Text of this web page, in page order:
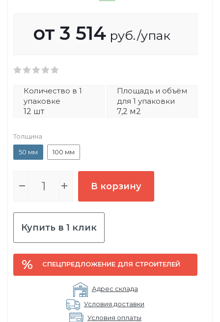
от 3 514 руб./упак
Количество в 1
упаковке
12 шт
Площадь и объём
для 1 упаковки
7,2 м2
Толщина
50 мм
100 мм
В корзину
Купить в 1 клик
СПЕЦПРЕДЛОЖЕНИЕ ДЛЯ СТРОИТЕЛЕЙ
Адрес склада
Условия доставки
Условия оплаты